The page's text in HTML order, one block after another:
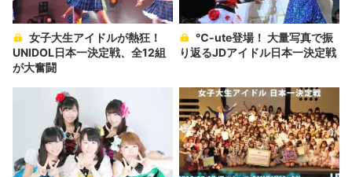
UNIDOL日本一決定戦、全12組
が大奮闘
り返るJDアイドル日本一決定戦